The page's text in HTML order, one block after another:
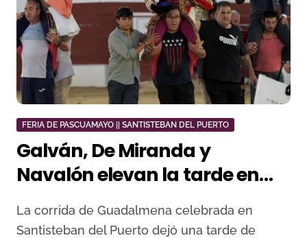
FERIA DE PASCUAMAYO || SANTISTEBAN DEL PUERTO
Galván, De Miranda y
Navalón elevan la tarde en
Santisteban en una corrida de
Guadalmena de buen fondo
La corrida de Guadalmena celebrada en
Santisteban del Puerto dejó una tarde de